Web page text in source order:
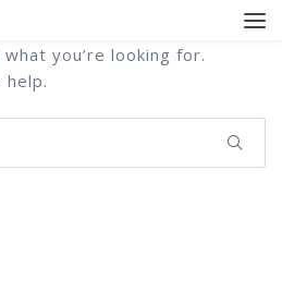
you’re looking for.
help.